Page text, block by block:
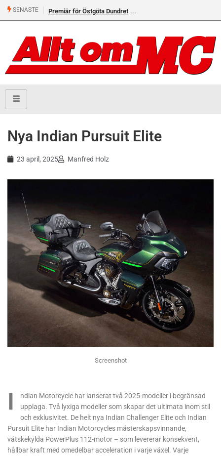
SENASTE Premiär för Östgöta Dundret
Nya Indian Pursuit Elite
23 april, 2025 Manfred Holz
Screenshot
I
ndian Motorcycle har lanserat två 2025-modeller i begränsad
upplaga. Två lyxiga modeller som skapar det ultimata inom stil
och exklusivitet. De helt nya Indian Challenger Elite och Indian
Pursuit Elite har Indian Motorcycles mästerskapsvinnande,
vätskekylda PowerPlus 112-motor – som levererar konsekvent,
hållbar kraft med omedelbar acceleration i varje växel. Varje